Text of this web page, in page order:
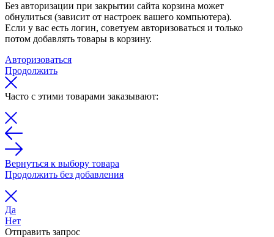
Без авторизации при закрытии сайта корзина может
обнулиться (зависит от настроек вашего компьютера).
Если у вас есть логин, советуем авторизоваться и только
потом добавлять товары в корзину.
Авторизоваться
Продолжить
Часто с этими товарами заказывают:
Вернуться к выбору товара
Продолжить без добавления
Да
Нет
Отправить запрос